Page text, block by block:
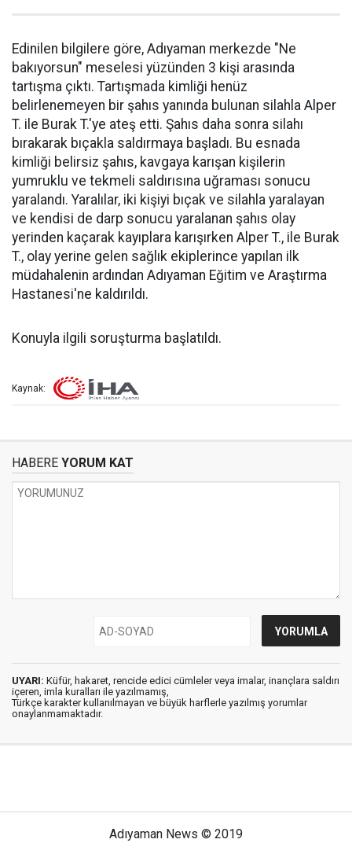
Edinilen bilgilere göre, Adıyaman merkezde "Ne
bakıyorsun" meselesi yüzünden 3 kişi arasında
tartışma çıktı. Tartışmada kimliği henüz
belirlenemeyen bir şahıs yanında bulunan silahla Alper
T. ile Burak T.'ye ateş etti. Şahıs daha sonra silahı
bırakarak bıçakla saldırmaya başladı. Bu esnada
kimliği belirsiz şahıs, kavgaya karışan kişilerin
yumruklu ve tekmeli saldırısına uğraması sonucu
yaralandı. Yaralılar, iki kişiyi bıçak ve silahla yaralayan
ve kendisi de darp sonucu yaralanan şahıs olay
yerinden kaçarak kayıplara karışırken Alper T., ile Burak
T., olay yerine gelen sağlık ekiplerince yapılan ilk
müdahalenin ardından Adıyaman Eğitim ve Araştırma
Hastanesi'ne kaldırıldı.
Konuyla ilgili soruşturma başlatıldı.
Kaynak:
HABERE YORUM KAT
UYARI: Küfür, hakaret, rencide edici cümleler veya imalar, inançlara saldırı
içeren, imla kuralları ile yazılmamış,
Türkçe karakter kullanılmayan ve büyük harflerle yazılmış yorumlar
onaylanmamaktadır.
Adıyaman News © 2019